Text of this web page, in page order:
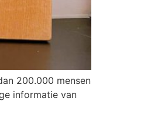
200.000 mensen
informatie van